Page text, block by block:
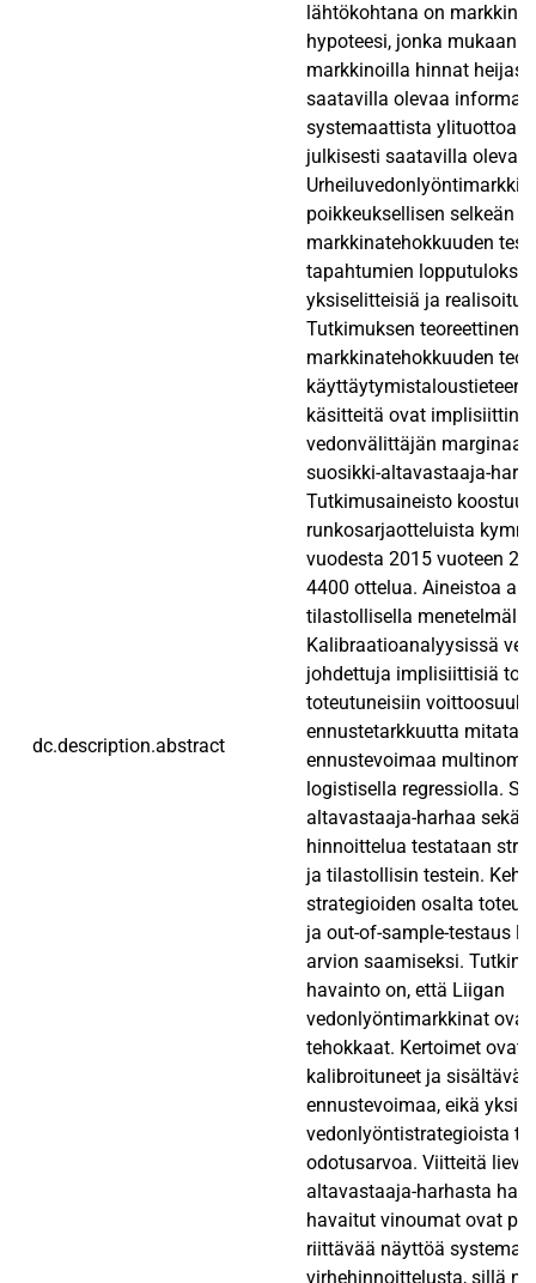
dc.description.abstract
lähtökohtana on
hypoteesi, jonka mukaan
markkinoilla hinnat
saatavilla olevaa
systemaattista ylituottoa
julkisesti saatavilla olevan
poikkeuksellisen selkeän
markkinatehokkuuden
tapahtumien
yksiselitteisiä ja
Tutkimuksen teoreettinen
markkinatehokkuuden
käyttäytymistaloustieteen
käsitteitä ovat
vedonvälittäjän
suosikki-altavastaaja-
Tutkimusaineisto koostuu
runkosarjaotteluista
vuodesta 2015 vuoteen
4400 ottelua. Aineistoa
tilastollisella menetelmällä.
Kalibraatioanalyysissä
johdettuja implisiittisiä
toteutuneisiin
ennustetarkkuutta
ennustevoimaa
logistisella regressiolla.
altavastaaja-harhaa sekä
hinnoittelua testataan
ja tilastollisin testein.
strategioiden osalta
ja out-of-sample-testaus
arvion saamiseksi.
havainto on, että Liigan
vedonlyöntimarkkinat
tehokkaat. Kertoimet ovat
kalibroituneet ja sisältävät
ennustevoimaa, eikä
vedonlyöntistrategioista
odotusarvoa. Viitteitä
altavastaaja-harhasta
havaitut vinoumat ovat
riittävää näyttöä
virhehinnoittelusta, sillä